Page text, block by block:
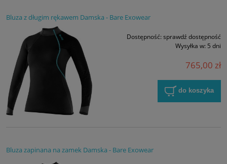
Bluza z długim rękawem Damska - Bare Exowear
Dostępność: sprawdź dostępność
Wysyłka w: 5 dni
765,00 zł
do koszyka
Bluza zapinana na zamek Damska - Bare Exowear